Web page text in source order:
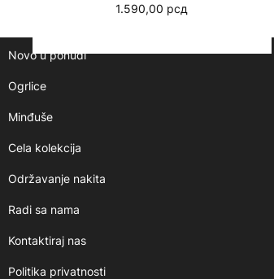
1.590,00 рсд
Novo u ponudi
Ogrlice
Minđuše
Cela kolekcija
Održavanje nakita
Radi sa nama
Kontaktiraj nas
Politika privatnosti